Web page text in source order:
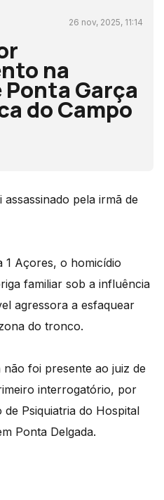
26 nov, 2025, 11:14
na
Garça
do Campo
pela irmã de
1 Açores, o homicídio
familiar sob a influência
agressora a esfaquear
do tronco.
foi presente ao juiz de
interrogatório, por
Psiquiatria do Hospital
Ponta Delgada.